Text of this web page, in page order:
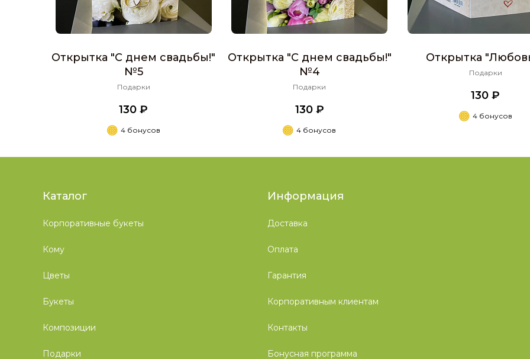
Открытка "С днем свадьбы!"
№5
Подарки
130 ₽
4 бонусов
Открытка "С днем свадьбы!"
№4
Подарки
130 ₽
4 бонусов
Открытка
Подарки
130 ₽
4 бонусов
Каталог
Корпоративные букеты
Кому
Цветы
Букеты
Композиции
Подарки
Информация
Доставка
Оплата
Гарантия
Корпоративным клиентам
Контакты
Бонусная программа